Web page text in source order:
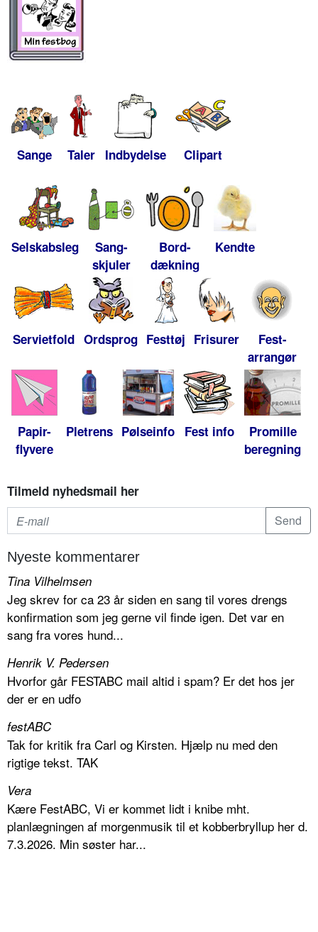
Sange Taler Indbydelse Clipart
Selskabsleg
Sang-
skjuler
Bord-
dækning
Kendte
Servietfold Ordsprog Festtøj Frisurer
Fest-
arrangør
Papir-
flyvere
Pletrens Pølseinfo Fest info
Promille
beregning
Tilmeld nyhedsmail her
Nyeste kommentarer
Tina Vilhelmsen
Jeg skrev for ca 23 år siden en sang til vores drengs
konfirmation som jeg gerne vil finde igen. Det var en
sang fra vores hund...
Henrik V. Pedersen
Hvorfor går FESTABC mail altid i spam? Er det hos jer
der er en udfo
festABC
Tak for kritik fra Carl og Kirsten. Hjælp nu med den
rigtige tekst. TAK
Vera
Kære FestABC, Vi er kommet lidt i knibe mht.
planlægningen af morgenmusik til et kobberbryllup her d.
7.3.2026. Min søster har...